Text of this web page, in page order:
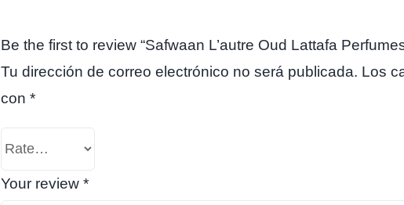
Be the first to review “Safwaan L’autre Oud Lattafa
Tu dirección de correo electrónico no será publicada. Los
con*
Your review*